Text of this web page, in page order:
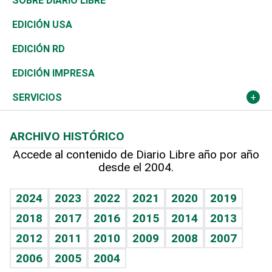
Reportajes
África
Ocenanía
Caribe
Resto del mundo
Vivienda
Telecom.
Global y variable
Economía personal
Buena Vida
Sociales
Novedades
Podcast Arte Libre
Hablando con el pediatra
Vida y familia
Eñe
Celebrando la vida
Sin complejos
Ciclismo
Tenis
Olimpismo
Más deportes
Línea de hit
TBT Deportivo
En Directo
El Espía
Noticiero Poteleche
Columnistas
Más firmas
Tecnología
Historia
Martes de tecnología
Cambio climático
Economía
Revista
Deportes
Opinión
Hecho en casa
Guía del dinero
EDICIÓN USA
EDICIÓN RD
EDICIÓN IMPRESA
SERVICIOS
Cumpleaños
Horóscopos
Crucigramas
ARCHIVO HISTÓRICO
Accede al contenido de Diario Libre año por año
desde el 2004.
2024 2023 2022 2021 2020
2019
2018
2017 2016 2015 2014
2013
2012
2011 2010 2009 2008
2007
2006
2005 2004